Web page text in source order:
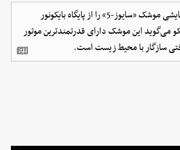
روسیه نخستین پرتاب آزمایشی موشک «سایوز-5» را از پایگاه بایکونور
می‌گوید این موشک دارای قدرتمندترین موتور
سازگار با محیط زیست است.